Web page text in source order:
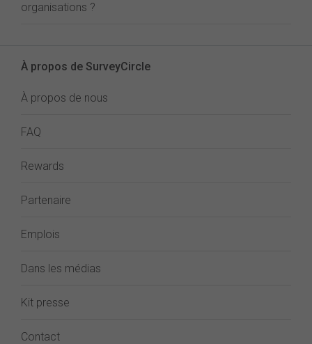
organisations ?
À propos de SurveyCircle
À propos de nous
FAQ
Rewards
Partenaire
Emplois
Dans les médias
Kit presse
Contact